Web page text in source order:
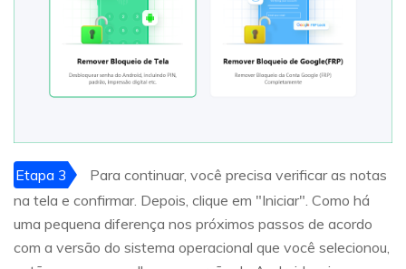
Etapa 3
Para continuar, você precisa verificar as notas
na tela e confirmar. Depois, clique em "Iniciar". Como há
uma pequena diferença nos próximos passos de acordo
com a versão do sistema operacional que você selecionou,